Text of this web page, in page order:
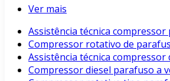
Ver mais
Assistência técnica
Compressor rotativo de
Assistência técnica
Compressor diesel parafuso a